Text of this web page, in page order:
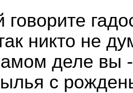
говорите
никто не
деле вы
с